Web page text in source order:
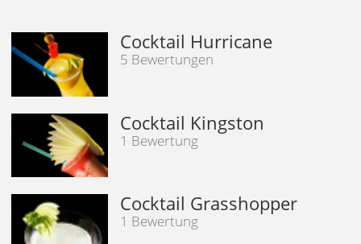
Cocktail Hurricane
5 Bewertungen
Cocktail Kingston
1 Bewertung
Cocktail Grasshopper
1 Bewertung